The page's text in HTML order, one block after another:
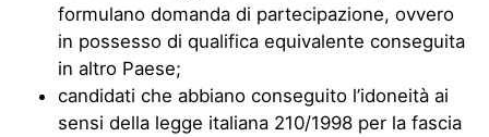
formulano domanda di partecipazione, ovvero
in possesso di qualifica equivalente conseguita
in altro Paese;
candidati che abbiano conseguito l’idoneità ai
sensi della legge italiana 210/1998 per la fascia